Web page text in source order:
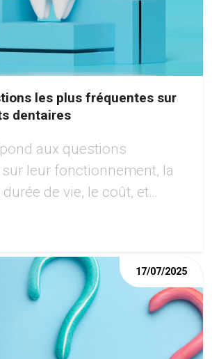
les plus fréquentes sur
dentaires
aux questions
leur fonctionnement, la
de vie, le coût, et
pour retrouver un
17/07/2025